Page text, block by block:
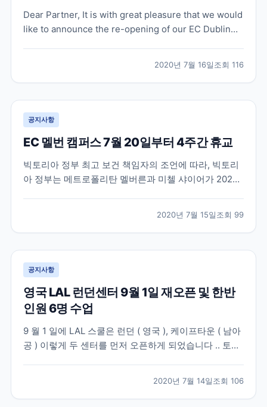
Dear Partner, It is with great pleasure that we would
like to announce the re-opening of our EC Dublin
2020년 7월 16일조회 116
공지사항
EC 멜번 캠퍼스 7월 20일부터 4주간 휴교
빅토리아 정부 최고 보건 책임자의 조언에 따라, 빅토리
아 정부는 메트로폴리탄 멜버른과 미첼 샤이어가 2020
이동제한령은 최소 6주 동안 지속될 예정이며 자세한 정
보는 여기서 확인하실 수 있습니다. –...
2020년 7월 15일조회 99
공지사항
영국 LAL 런던센터 9월 1일 재오픈 및 한반
인원 6명 수업
9 월 1 일에 LAL 스쿨은 런던 ( 영국 ), 케이프타운 ( 남아
공 ) 이렇게 두 센터를 먼저 오픈하게 되었습니다 .. 토베
국하셨던 학생들은 , 런던센터로 변경을 하실 수 있습니
다 . 영국정부는 7 월 10...
2020년 7월 14일조회 106